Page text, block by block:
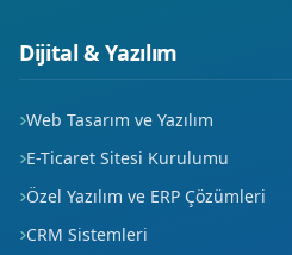
Yenice
Yeşil
Dijital & Yazılım
Web Tasarım ve Yazılım
E-Ticaret Sitesi Kurulumu
Özel Yazılım ve ERP Çözümleri
CRM Sistemleri